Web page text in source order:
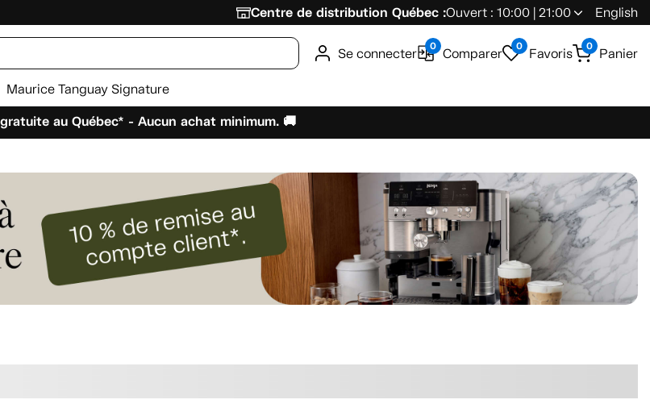
Centre de distribution Québec :Ouvert : 10:00 | 21:00 English
Se connecter 0 Comparer 0 Favoris 0 Panier
Maurice Tanguay Signature
au Québec* - Aucun achat minimum. 🚚